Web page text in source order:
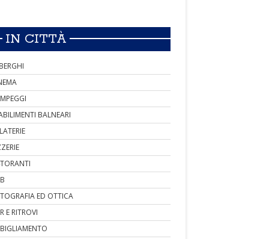
IN CITTÀ
BALNEARI
ED OTTICA
E RITROVI